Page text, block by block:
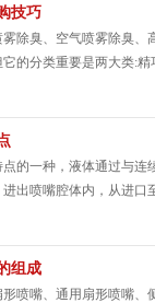
技巧
除臭、空气喷雾除臭、
的分类重要是两大类:精
的一种，液体通过与连
出喷嘴腔体内，从进口
组成
喷嘴、通用扇形喷嘴、